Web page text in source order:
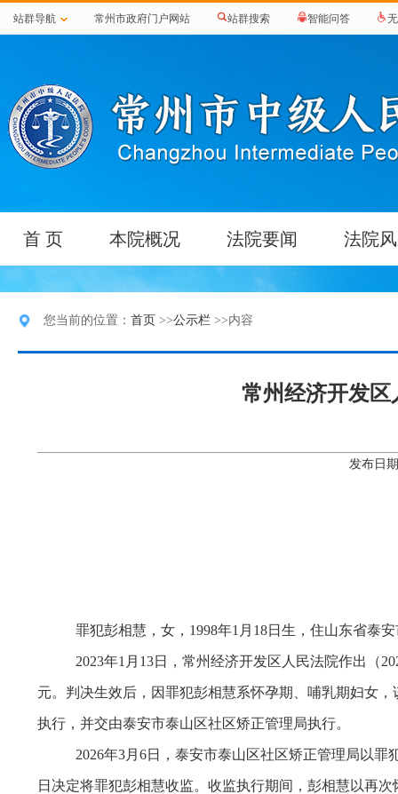
站群导航 常州市政府门户网站 站群搜索 智能问答
首 页 本院概况 法院要闻 法院
您当前的位置： 首页 >>公示栏 >>内容
常州经济开发
发布日
罪犯彭相慧，女， 1998年1月18日生，住山东省泰
2023年1月13日，常州经济开发区人民法院作出（
元。判决生效后，因罪犯彭相慧系怀孕期、哺乳期妇女，
执行，并交由泰安市泰山区社区矫正管理局执行。
2026年3月6日，泰安市泰山区社区矫正管理局以
日决定将罪犯彭相慧收监。收监执行期间，彭相慧以再